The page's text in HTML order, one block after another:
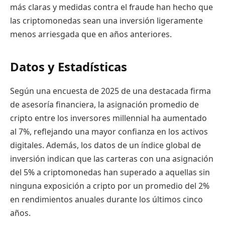
más claras y medidas contra el fraude han hecho que
las criptomonedas sean una inversión ligeramente
menos arriesgada que en años anteriores.
Datos y Estadísticas
Según una encuesta de 2025 de una destacada firma
de asesoría financiera, la asignación promedio de
cripto entre los inversores millennial ha aumentado
al 7%, reflejando una mayor confianza en los activos
digitales. Además, los datos de un índice global de
inversión indican que las carteras con una asignación
del 5% a criptomonedas han superado a aquellas sin
ninguna exposición a cripto por un promedio del 2%
en rendimientos anuales durante los últimos cinco
años.